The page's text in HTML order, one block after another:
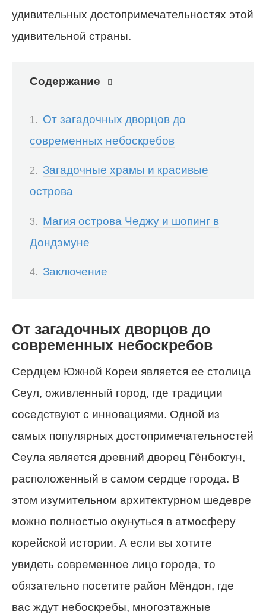
удивительных достопримечательностях этой
удивительной страны.
Содержание
От загадочных дворцов до
современных небоскребов
Загадочные храмы и красивые
острова
Магия острова Чеджу и шопинг в
Дондэмуне
Заключение
От загадочных дворцов до
современных небоскребов
Сердцем Южной Кореи является ее столица
Сеул, оживленный город, где традиции
соседствуют с инновациями. Одной из
самых популярных достопримечательностей
Сеула является древний дворец Гёнбокгун,
расположенный в самом сердце города. В
этом изумительном архитектурном шедевре
можно полностью окунуться в атмосферу
корейской истории. А если вы хотите
увидеть современное лицо города, то
обязательно посетите район Мёндон, где
вас ждут небоскребы, многоэтажные